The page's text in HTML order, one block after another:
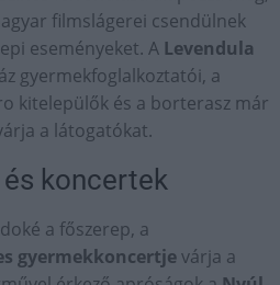
filmslágerei csendülnek
eseményeket. A Levendula
gyermekfoglalkoztatói, a
kitelepülők és a borterasz már
a látogatókat.
koncertek
a főszerep, a
gyermekkoncertjevárja a